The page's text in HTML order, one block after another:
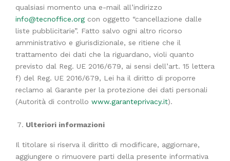
qualsiasi momento una e-mail all’indirizzo
info@tecnoffice.org con oggetto “cancellazione dalle
liste pubblicitarie”. Fatto salvo ogni altro ricorso
amministrativo e giurisdizionale, se ritiene che il
trattamento dei dati che la riguardano, violi quanto
previsto dal Reg. UE 2016/679, ai sensi dell’art. 15 lettera
f) del Reg. UE 2016/679, Lei ha il diritto di proporre
reclamo al Garante per la protezione dei dati personali
(Autorità di controllo www.garanteprivacy.it).
Ulteriori informazioni
Il titolare si riserva il diritto di modificare, aggiornare,
aggiungere o rimuovere parti della presente informativa